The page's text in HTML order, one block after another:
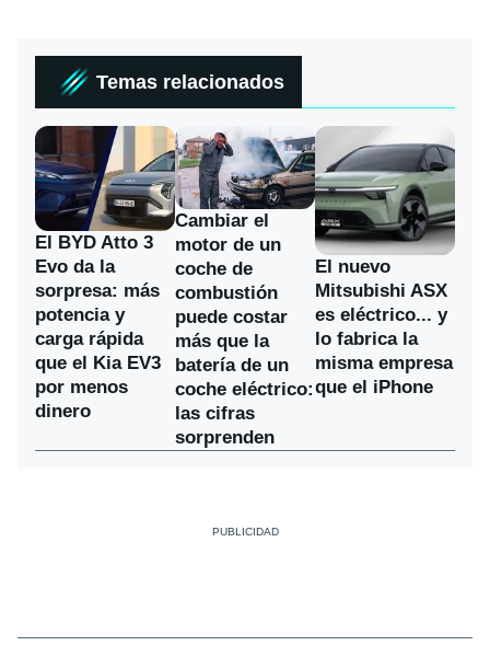
Temas relacionados
El BYD Atto 3
Evo da la
sorpresa: más
potencia y
carga rápida
que el Kia EV3
por menos
dinero
Cambiar el
motor de un
coche de
combustión
puede costar
más que la
batería de un
coche eléctrico:
las cifras
sorprenden
El nuevo
Mitsubishi ASX
es eléctrico... y
lo fabrica la
misma empresa
que el iPhone